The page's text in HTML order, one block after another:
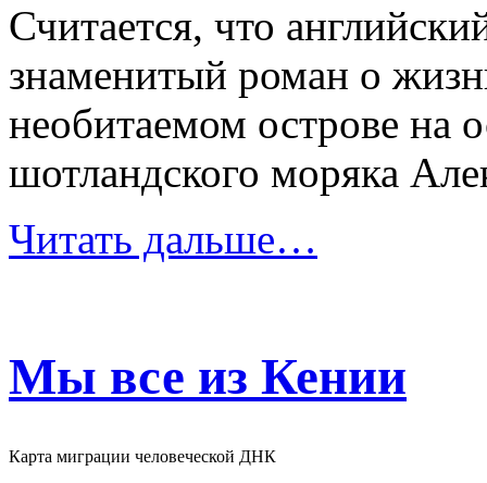
Считается, что
знаменитый роман о
необитаемом острове на
шотландского моряка
Читать дальше…
Мы все из Кении
Карта миграции человеческой ДНК